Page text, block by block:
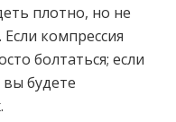
плотно, но не
компрессия
болтаться; если
будете